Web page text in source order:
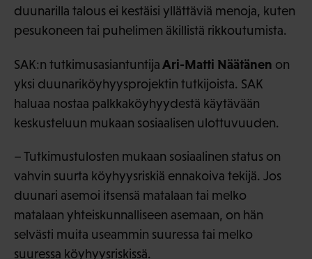
duunarilla talous ei kestäisi yllättäviä menoja, kuten
pesukoneen tai puhelimen äkillistä rikkoutumista.
SAK:n tutkimusasiantuntijaAri-Matti Näätänen on
yksi duunariköyhyysprojektin tutkijoista. SAK
haluaa nostaa palkkaköyhyydestä käytävään
keskusteluun mukaan sosiaalisen ulottuvuuden.
– Tutkimustulosten mukaan sosiaalinen status on
vahvin suurta köyhyysriskiä ennakoiva tekijä. Jos
duunari asemoi itsensä matalaan tai melko
matalaan yhteiskunnalliseen asemaan, on hän
selvästi muita useammin suuressa tai melko
suuressa köyhyysriskissä.